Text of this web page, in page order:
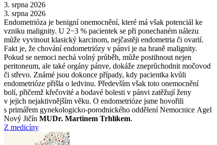
3. srpna 2026
3. srpna 2026
Endometrióza je benigní onemocnění, které má však potenciál ke
vzniku malignity. U 2−3 % pacientek se při ponechaném nálezu
může vyvinout klasický karcinom, nejčastěji endometria či ovarií.
Fakt je, že chování endometriózy v pánvi je na hraně malignity.
Pokud se nemoci nechá volný průběh, může postihnout nejen
peritoneum, ale také orgány pánve, dokáže zneprůchodnit močovod
či střevo. Známé jsou dokonce případy, kdy pacientka kvůli
endometrióze přišla o ledvinu. Především však toto onemocnění
bolí, přičemž křečovité a bodavé bolesti v pánvi zatěžují ženy
v jejich nejaktivnějším věku. O endometrióze jsme hovořili
s primářem gynekologicko-porodnického oddělení Nemocnice Agel
Nový Jičín MUDr. Martinem Trhlíkem.
Z medicíny